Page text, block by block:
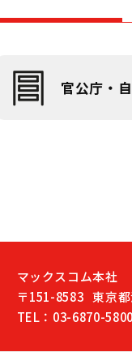
官公庁・
マックスコム本社
〒151-8583 東京
TEL：03-6870-5800